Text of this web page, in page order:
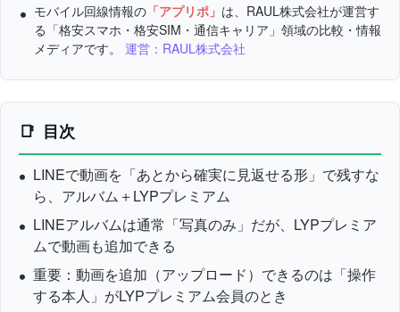
モバイル回線情報の 「アプリポ」 は、RAUL株式会社が運営す
る「格安スマホ・格安SIM・通信キャリア」領域の比較・情報
メディアです。 運営：RAUL株式会社
目次
LINEで動画を「あとから確実に見返せる形」で残すな
ら、アルバム＋LYPプレミアム
LINEアルバムは通常「写真のみ」だが、LYPプレミア
ムで動画も追加できる
重要：動画を追加（アップロード）できるのは「操作
する本人」がLYPプレミアム会員のとき